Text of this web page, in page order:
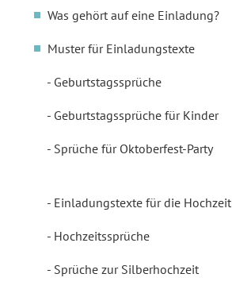
Was gehört auf eine Einladung?
Muster für Einladungstexte
Geburtstagssprüche
Geburtstagssprüche für Kinder
Sprüche für Oktoberfest-Party
Einladungstexte für die Hochzeit
Hochzeitssprüche
Sprüche zur Silberhochzeit